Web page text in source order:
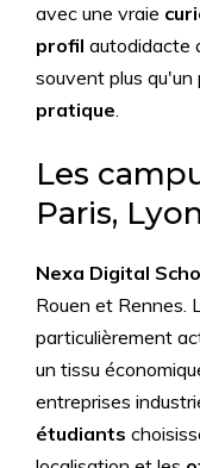
avec une vraie
profil autodidacte
souvent plus qu'un
pratique.
Les
Paris,
Nexa Digital
Rouen et Rennes.
particulièrement
un tissu
entreprises
étudiants